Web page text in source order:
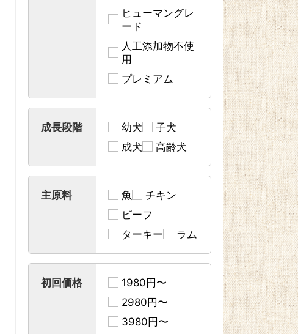
ヒューマングレ
ード
人工添加物不使
用
プレミアム
成長段階 幼犬
子犬
成犬
高齢犬
主原料 魚
チキン
ビーフ
ターキー
ラム
初回価格
1980円〜
2980円〜
3980円〜